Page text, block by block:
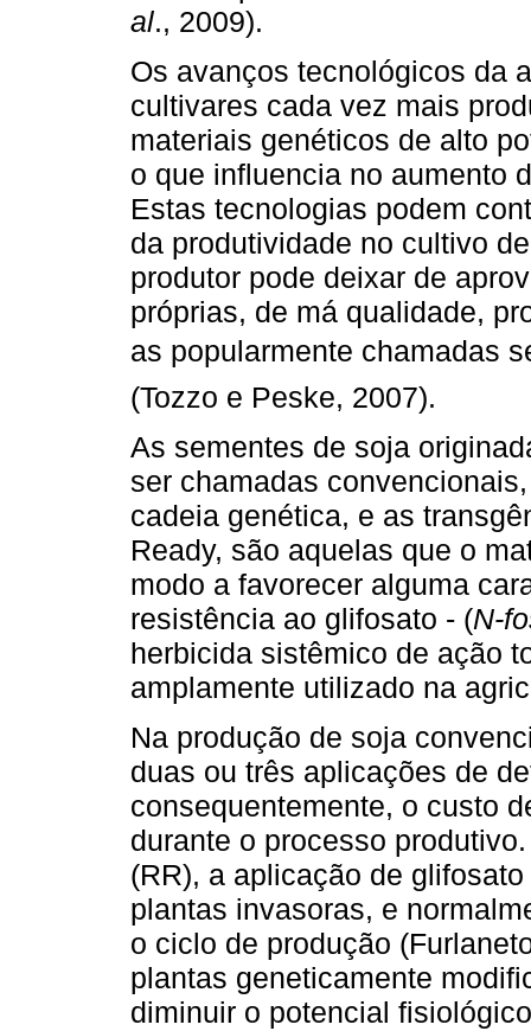
al., 2009).
Os avanços tecnológicos da
cultivares cada vez mais
materiais genéticos de alto
o que influencia no aumento
Estas tecnologias podem
da produtividade no cultivo
produtor pode deixar de
próprias, de má qualidade,
as popularmente chamadas
(Tozzo e Peske, 2007).
As sementes de soja
ser chamadas
cadeia genética, e as
Ready, são aquelas que o
modo a favorecer alguma
resistência ao glifosato - (N-
herbicida sistêmico de ação
amplamente utilizado na
Na produção de soja
duas ou três aplicações de
consequentemente, o custo
durante o processo
(RR), a aplicação de
plantas invasoras, e
o ciclo de produção
plantas geneticamente
diminuir o potencial